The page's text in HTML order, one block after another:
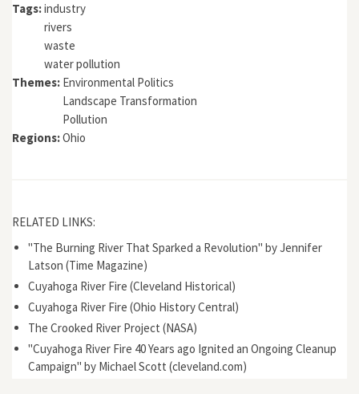
Tags:industry
rivers
waste
water pollution
Themes: Environmental Politics
Landscape Transformation
Pollution
Regions:Ohio
RELATED LINKS:
"The Burning River That Sparked a Revolution" by Jennifer
Latson (Time Magazine)
Cuyahoga River Fire (Cleveland Historical)
Cuyahoga River Fire (Ohio History Central)
The Crooked River Project (NASA)
"Cuyahoga River Fire 40 Years ago Ignited an Ongoing Cleanup
Campaign" by Michael Scott (cleveland.com)